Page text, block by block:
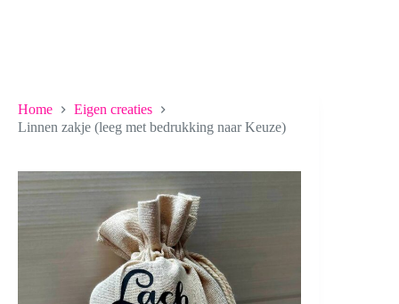
Home
Eigen creaties
Linnen zakje (leeg met bedrukking naar Keuze)